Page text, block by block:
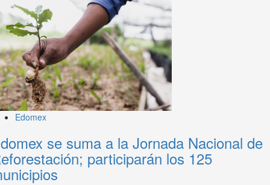
Edomex
se suma a la Jornada Nacional de
participarán los 125